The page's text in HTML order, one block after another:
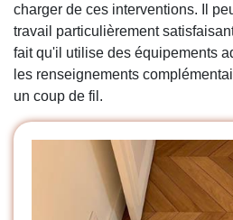
charger de ces interventions. Il
travail particulièrement
fait qu'il utilise des équipements
les renseignements
un coup de fil.